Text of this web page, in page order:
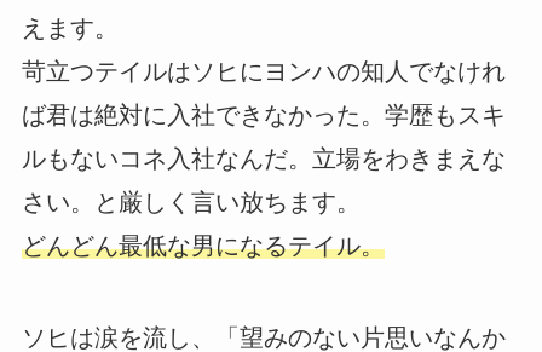
えます。
苛立つテイルはソヒにヨンハの知人でなけれ
ば君は絶対に入社できなかった。学歴もスキ
ルもないコネ入社なんだ。立場をわきまえな
さい。と厳しく言い放ちます。
どんどん最低な男になるテイル。
ソヒは涙を流し、「望みのない片思いなんか